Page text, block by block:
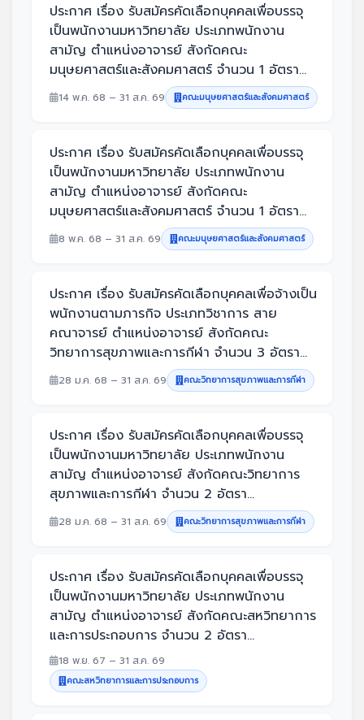
ประกาศ เรื่อง รับสมัครคัดเลือกบุคคลเพื่อบรรจุ
เป็นพนักงานมหาวิทยาลัย ประเภทพนักงาน
สามัญ ตำแหน่งอาจารย์ สังกัดคณะ
มนุษยศาสตร์และสังคมศาสตร์ จำนวน 1 อัตรา...
14 พ.ค. 68 – 31 ส.ค. 69 คณะมนุษยศาสตร์และสังคมศาสตร์
ประกาศ เรื่อง รับสมัครคัดเลือกบุคคลเพื่อบรรจุ
เป็นพนักงานมหาวิทยาลัย ประเภทพนักงาน
สามัญ ตำแหน่งอาจารย์ สังกัดคณะ
มนุษยศาสตร์และสังคมศาสตร์ จำนวน 1 อัตรา...
8 พ.ค. 68 – 31 ส.ค. 69 คณะมนุษยศาสตร์และสังคมศาสตร์
ประกาศ เรื่อง รับสมัครคัดเลือกบุคคลเพื่อจ้างเป็น
พนักงานตามภารกิจ ประเภทวิชาการ สาย
คณาจารย์ ตำแหน่งอาจารย์ สังกัดคณะ
วิทยาการสุขภาพและการกีฬา จำนวน 3 อัตรา...
28 ม.ค. 68 – 31 ส.ค. 69 คณะวิทยาการสุขภาพและการกีฬา
ประกาศ เรื่อง รับสมัครคัดเลือกบุคคลเพื่อบรรจุ
เป็นพนักงานมหาวิทยาลัย ประเภทพนักงาน
สามัญ ตำแหน่งอาจารย์ สังกัดคณะวิทยาการ
สุขภาพและการกีฬา จำนวน 2 อัตรา...
28 ม.ค. 68 – 31 ส.ค. 69 คณะวิทยาการสุขภาพและการกีฬา
ประกาศ เรื่อง รับสมัครคัดเลือกบุคคลเพื่อบรรจุ
เป็นพนักงานมหาวิทยาลัย ประเภทพนักงาน
สามัญ ตำแหน่งอาจารย์ สังกัดคณะสหวิทยาการ
และการประกอบการ จำนวน 2 อัตรา...
18 พ.ย. 67 – 31 ส.ค. 69
คณะสหวิทยาการและการประกอบการ